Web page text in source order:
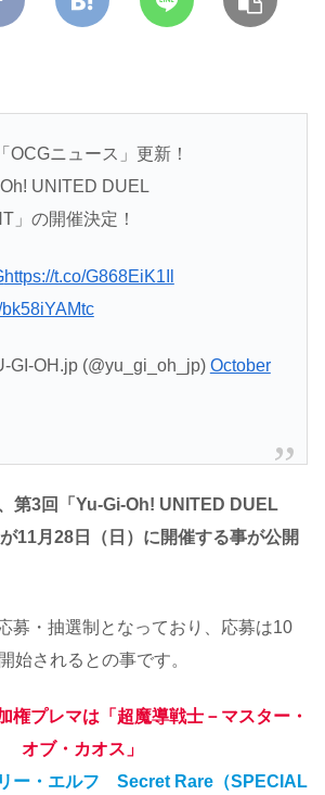
OCGニュース」更新！
UNITED DUEL
」の開催決定！
https://t.co/G868EiK1Il
GI-OH.jp (@yu_gi_oh_jp) October
第3回「Yu-Gi-Oh! UNITED DUEL
11月28日（日）に開催する事が公開
募・抽選制となっており、応募は10
始されるとの事です。
権プレマは「超魔導戦士－マスター・
オブ・カオス」
ー・エルフ Secret Rare（SPECIAL